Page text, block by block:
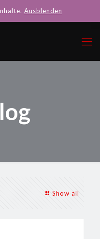
Show all
Ausblenden